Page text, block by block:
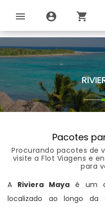
menu account_circle shopping_cart
Pacotes
Procurando pacotes de
visite a Flot Viagens e
para
A Riviera Maya é um
localizado ao longo da